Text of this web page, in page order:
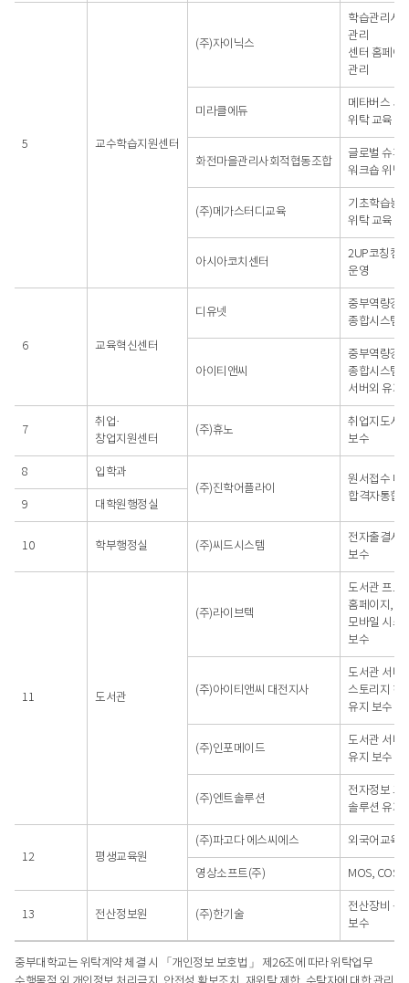
5 교수학습지원센터
(주)자이닉스
학습관리시
관리
센터 홈페이
관리
미라클에듀
메타버스 서
위탁 교육
화전마을관리사회적협동조합
글로벌 슈퍼
워크숍 위탁
(주)메가스터디교육
기초학습능
위탁 교육
아시아코치센터
2UP코칭캠
운영
6 교육혁신센터
디유넷
중부역량강
종합시스템
아이티앤씨
중부역량강
종합시스템
서버외 유지
7
취업·
창업지원센터
(주)휴노
취업지도시
보수
8
입학과
(주)진학어플라이
원서접수 대
합격자통합
9 대학원행정실
10 학부행정실 (주)씨드시스템
전자출결시
보수
11 도서관
(주)라이브텍
도서관 프로
홈페이지,
모바일 시스
보수
(주)아이티앤씨 대전지사
도서관 서버
스토리지 하
유지 보수
(주)인포메이드
도서관 서버
유지 보수
(주)엔트솔루션
전자정보 교
솔루션 유지
12 평생교육원
(주)파고다 에스씨에스 외국어교육
영상소프트(주) MOS, COS
13 전산정보원 (주)한기술
전산장비 통
보수
중부대학교는 위탁계약 체결 시 「개인정보 보호법」 제26조에 따라 위탁업무